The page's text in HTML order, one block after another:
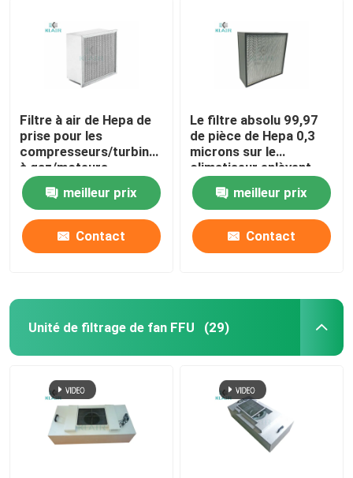
Filtre à air de Hepa de
prise pour les
compresseurs/turbines
à gaz/moteurs
centrifuges
meilleur prix
Contact
Le filtre absolu 99,97
de pièce de Hepa 0,3
microns sur le
climatiseur enlèvent
des spores de moule
meilleur prix
Contact
Unité de filtrage de fan FFU (29)